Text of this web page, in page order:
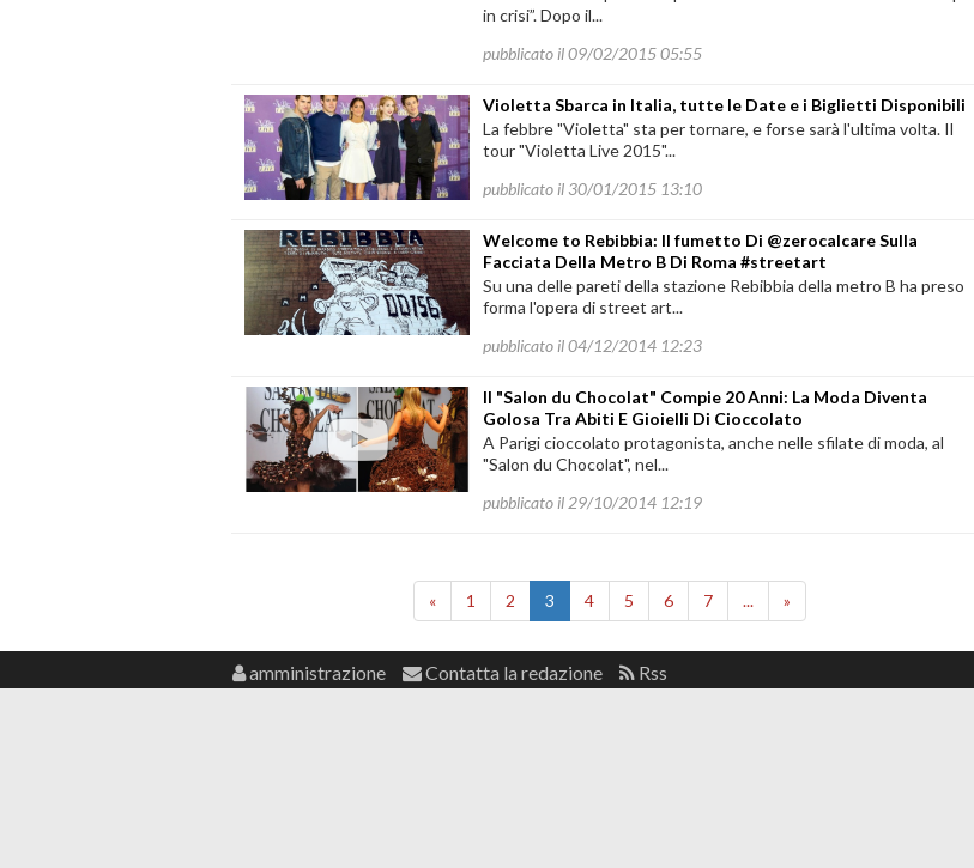
in crisi”. Dopo il...
pubblicato il 09/02/2015 05:55
Violetta Sbarca in Italia, tutte le Date e i Biglietti Disponibili
La febbre "Violetta" sta per tornare, e forse sarà l'ultima volta. Il
tour "Violetta Live 2015"...
pubblicato il 30/01/2015 13:10
Welcome to Rebibbia: Il fumetto Di @zerocalcare Sulla
Facciata Della Metro B Di Roma #streetart
Su una delle pareti della stazione Rebibbia della metro B ha preso
forma l'opera di street art...
pubblicato il 04/12/2014 12:23
Il "Salon du Chocolat" Compie 20 Anni: La Moda Diventa
Golosa Tra Abiti E Gioielli Di Cioccolato
A Parigi cioccolato protagonista, anche nelle sfilate di moda, al
"Salon du Chocolat", nel...
pubblicato il 29/10/2014 12:19
« 1 2 3 4 5 6 7 ... »
amministrazione Contatta la redazione Rss